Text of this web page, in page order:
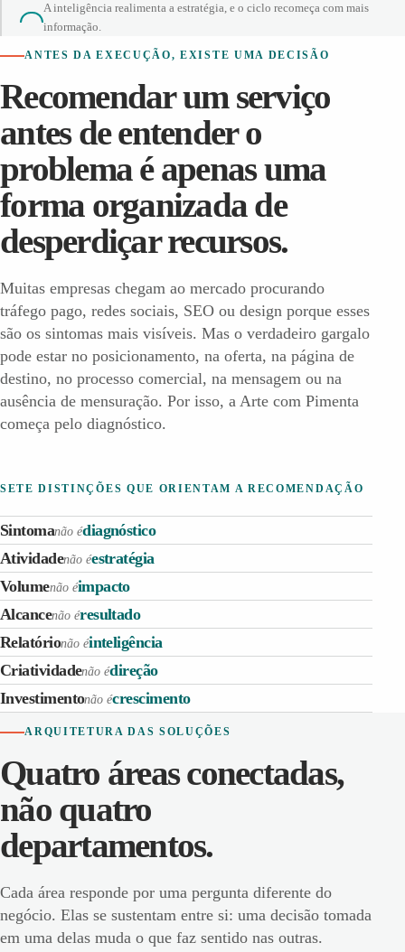
A inteligência realimenta a estratégia, e o ciclo recomeça com mais
informação.
ANTES DA EXECUÇÃO, EXISTE UMA DECISÃO
Recomendar um serviço
antes de entender o
problema é apenas uma
forma organizada de
desperdiçar recursos.
Muitas empresas chegam ao mercado procurando
tráfego pago, redes sociais, SEO ou design porque esses
são os sintomas mais visíveis. Mas o verdadeiro gargalo
pode estar no posicionamento, na oferta, na página de
destino, no processo comercial, na mensagem ou na
ausência de mensuração. Por isso, a Arte com Pimenta
começa pelo diagnóstico.
SETE DISTINÇÕES QUE ORIENTAM A RECOMENDAÇÃO
Sintomanão édiagnóstico
Atividadenão éestratégia
Volumenão éimpacto
Alcancenão éresultado
Relatórionão éinteligência
Criatividadenão édireção
Investimentonão écrescimento
ARQUITETURA DAS SOLUÇÕES
Quatro áreas conectadas,
não quatro
departamentos.
Cada área responde por uma pergunta diferente do
negócio. Elas se sustentam entre si: uma decisão tomada
em uma delas muda o que faz sentido nas outras.